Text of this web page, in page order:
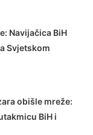
Navijačica BiH
Svjetskom
obišle mreže:
BiH i